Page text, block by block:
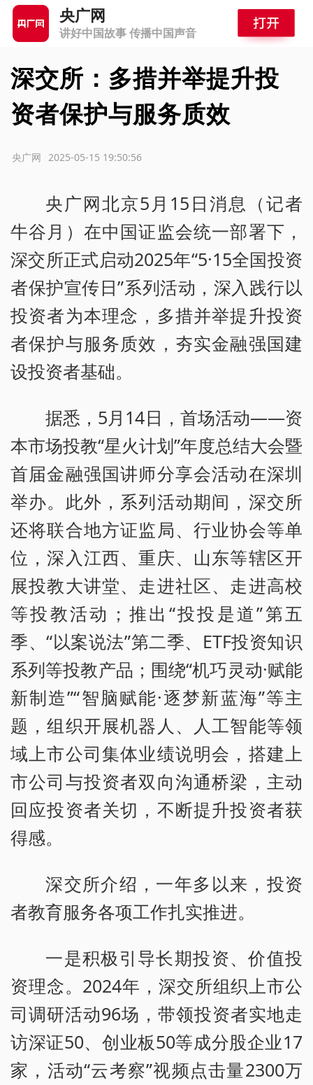
央广网
讲好中国故事 传播中国声音
深交所：多措并举提升投
资者保护与服务质效
2025-05-15 19:50:56
央广网
央广网北京5月15日消息（记者
牛谷月）在中国证监会统一部署下，
深交所正式启动2025年“5·15全国投资
者保护宣传日”系列活动，深入践行以
投资者为本理念，多措并举提升投资
者保护与服务质效，夯实金融强国建
设投资者基础。
据悉，5月14日，首场活动——资
本市场投教“星火计划”年度总结大会暨
首届金融强国讲师分享会活动在深圳
举办。此外，系列活动期间，深交所
还将联合地方证监局、行业协会等单
位，深入江西、重庆、山东等辖区开
展投教大讲堂、走进社区、走进高校
等投教活动；推出“投投是道”第五
季、“以案说法”第二季、ETF投资知识
系列等投教产品；围绕“机巧灵动·赋能
新制造”“智脑赋能·逐梦新蓝海”等主
题，组织开展机器人、人工智能等领
域上市公司集体业绩说明会，搭建上
市公司与投资者双向沟通桥梁，主动
回应投资者关切，不断提升投资者获
得感。
深交所介绍，一年多以来，投资
者教育服务各项工作扎实推进。
一是积极引导长期投资、价值投
资理念。2024年，深交所组织上市公
司调研活动96场，带领投资者实地走
访深证50、创业板50等成分股企业17
家，活动“云考察”视频点击量2300万